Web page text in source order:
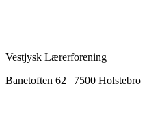
Vestjysk Lærerforening
Banetoften 62 | 7500 Holstebro